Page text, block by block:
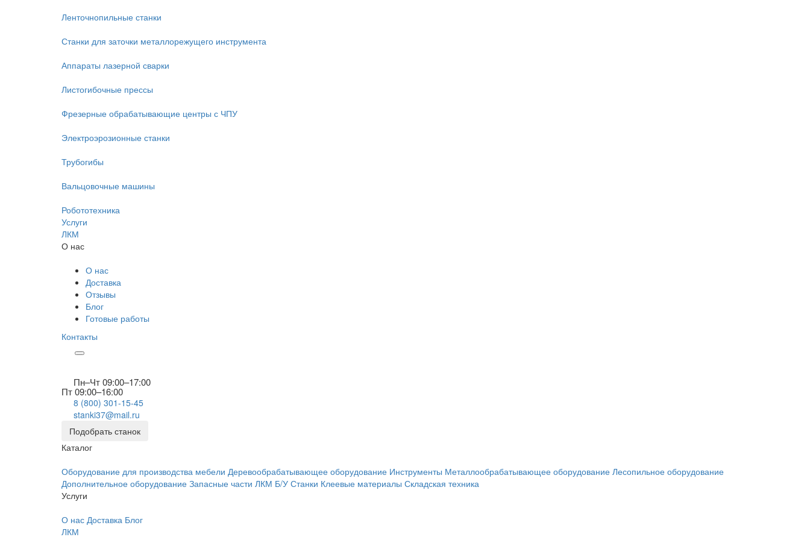
Ленточнопильные станки
Станки для заточки металлорежущего инструмента
Аппараты лазерной сварки
Листогибочные прессы
Фрезерные обрабатывающие центры с ЧПУ
Электроэрозионные станки
Трубогибы
Вальцовочные машины
Робототехника
Услуги
ЛКМ
О нас
О нас
Доставка
Отзывы
Блог
Готовые работы
Контакты
Пн–Чт 09:00–17:00
Пт 09:00–16:00
8 (800) 301-15-45
stanki37@mail.ru
Подобрать станок
Каталог
Оборудование для производства мебели Деревообрабатывающее оборудование Инструменты Металлообрабатывающее оборудование Лесопильное оборудование
Дополнительное оборудование Запасные части ЛКМ Б/У Станки Клеевые материалы Складская техника
Услуги
О нас Доставка Блог
ЛКМ